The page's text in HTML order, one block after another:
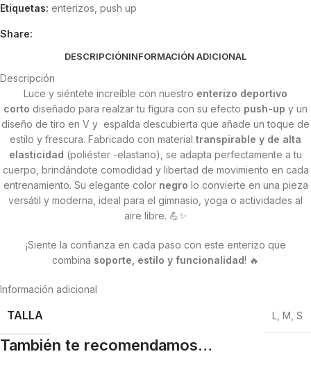
Etiquetas: enterizos push up
Share:
DESCRIPCIÓNINFORMACIÓN ADICIONAL
Descripción
Luce y siéntete increíble con nuestro enterizo deportivo
corto diseñado para realzar tu figura con su efecto push-up y un
diseño de tiro en V y espalda descubierta que añade un toque de
estilo y frescura. Fabricado con material transpirable y de alta
elasticidad (poliéster -elastano), se adapta perfectamente a tu
cuerpo, brindándote comodidad y libertad de movimiento en cada
entrenamiento. Su elegante color negro lo convierte en una pieza
versátil y moderna, ideal para el gimnasio, yoga o actividades al
aire libre. 💪✨
¡Siente la confianza en cada paso con este enterizo que
combina soporte, estilo y funcionalidad! 🔥
Información adicional
TALLA L M S
También te recomendamos…